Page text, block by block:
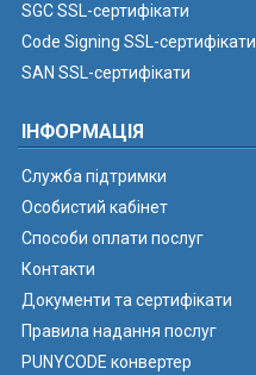
SGC SSL-сертифікати
Code Signing SSL-сертифікати
SAN SSL-сертифікати
ІНФОРМАЦІЯ
Служба підтримки
Особистий кабінет
Способи оплати послуг
Контакти
Документи та сертифікати
Правила надання послуг
PUNYCODE конвертер